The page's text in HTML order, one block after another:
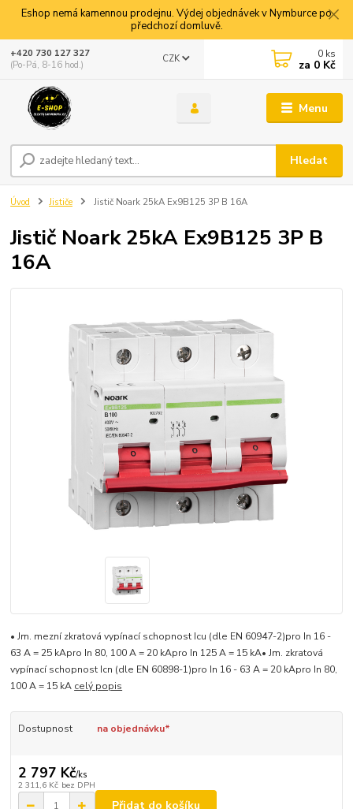
Eshop nemá kamennou prodejnu. Výdej objednávek v Nymburce po
předchozí domluvě.
Menu
CZK
Hledat
+420 730 127 327
(Po-Pá, 8-16 hod.)
0 ks
za 0 Kč
Úvod Jističe Jistič Noark 25kA Ex9B125 3P B 16A
Jistič Noark 25kA Ex9B125 3P B
16A
• Jm. mezní zkratová vypínací schopnost Icu (dle EN 60947-2)pro In 16 -
63 A = 25 kApro In 80, 100 A = 20 kApro In 125 A = 15 kA• Jm. zkratová
vypínací schopnost Icn (dle EN 60898-1)pro In 16 - 63 A = 20 kApro In 80,
100 A = 15 kA celý popis
Dostupnost na objednávku*
2 797 Kč/ks
2 311,6 Kč bez DPH
Přidat do košíku